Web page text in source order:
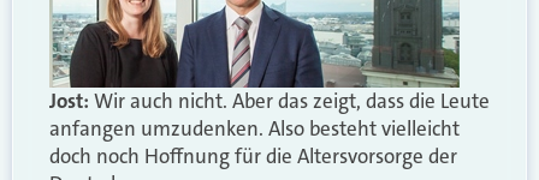
Jost: Wir auch nicht. Aber das zeigt, dass die Leute
anfangen umzudenken. Also besteht vielleicht
doch noch Hoffnung für die Altersvorsorge der